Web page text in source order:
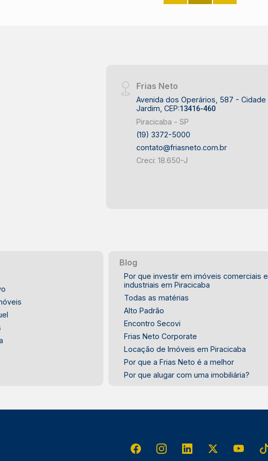
Frias Neto
Avenida dos Operários, 587 - Cidade
Jardim, CEP:13416-460
Piracicaba - SP
(19) 3372-5000
contato@friasneto.com.br
Creci: 18.650-J
Blog
Por que investir em imóveis comerciais e
industriais em Piracicaba
Todas as matérias
Alto Padrão
Encontro Secovi
Frias Neto Corporate
Locação de Imóveis em Piracicaba
Por que a Frias Neto é a melhor
Por que alugar com uma imobiliária?